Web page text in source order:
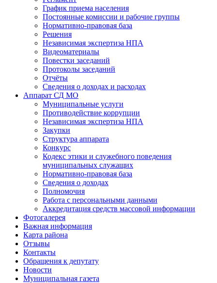
График приема населения
Постоянные комиссии и рабочие группы
Нормативно-правовая база
Решения
Независимая экспертиза НПА
Видеоматериалы
Повестки заседаний
Протоколы заседаний
Отчёты
Сведения о доходах и расходах
Аппарат СД МО
Муниципальные услуги
Противодействие коррупции
Независимая экспертиза НПА
Закупки
Структура аппарата
Конкурс
Кодекс этики и служебного поведения
муниципальных служащих
Нормативно-правовая база
Сведения о доходах
Полномочия
Работа с персональными данными
Аккредитация средств массовой информации
Фотогалерея
Важная информация
Карта района
Отзывы
Контакты
Обращения к депутату
Новости
Муниципальная газета